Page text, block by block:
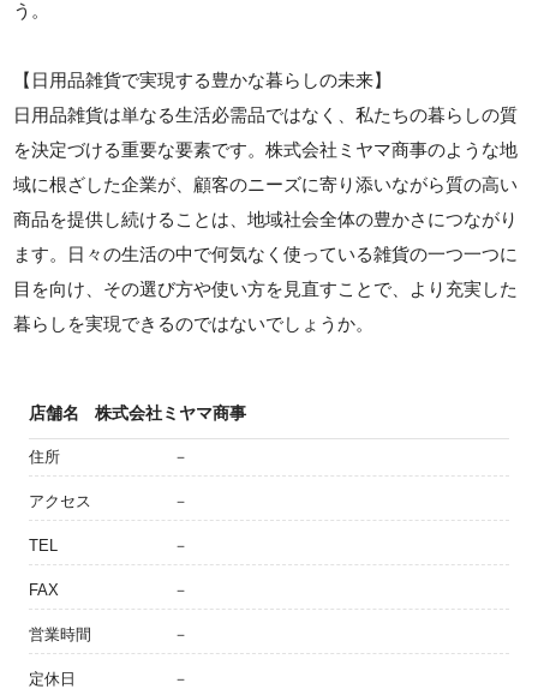
う。
【日用品雑貨で実現する豊かな暮らしの未来】
日用品雑貨は単なる生活必需品ではなく、私たちの暮らしの質
を決定づける重要な要素です。株式会社ミヤマ商事のような地
域に根ざした企業が、顧客のニーズに寄り添いながら質の高い
商品を提供し続けることは、地域社会全体の豊かさにつながり
ます。日々の生活の中で何気なく使っている雑貨の一つ一つに
目を向け、その選び方や使い方を見直すことで、より充実した
暮らしを実現できるのではないでしょうか。
店舗名 株式会社ミヤマ商事
住所 －
アクセス －
TEL －
FAX －
営業時間 －
定休日 －